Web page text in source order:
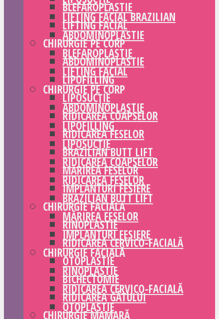
BLEFAROPLASTIE
LIFTING FACIAL
CHIRURGIE PE CORP
ABDOMINOPLASTIE
LIPOFILLING
LIPOSUCȚIE
RIDICAREA COAPSELOR
RIDICAREA FESELOR
BRAZILIAN BUTT LIFT
MĂRIREA FESELOR
IMPLANTURI FESIERE
CHIRURGIE FACIALĂ
RINOPLASTIE
RIDICAREA CERVICO-FACIALĂ
OTOPLASTIE
BICHECTOMIE
RIDICAREA GÂTULUI
CHIRURGIE MAMARĂ
LIFTING FACIAL BRAZILIAN
ABDOMINOPLASTIE
BLEFAROPLASTIE
LIFTING FACIAL
CHIRURGIE PE CORP
ABDOMINOPLASTIE
LIPOFILLING
LIPOSUCȚIE
RIDICAREA COAPSELOR
RIDICAREA FESELOR
BRAZILIAN BUTT LIFT
MĂRIREA FESELOR
IMPLANTURI FESIERE
CHIRURGIE FACIALĂ
RINOPLASTIE
RIDICAREA CERVICO-FACIALĂ
OTOPLASTIE